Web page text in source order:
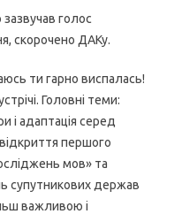
голос
скорочено ДАКу.
ти гарно виспалась!
Головні теми:
і адаптація серед
першого
мов» та
супутникових держав
важливою і